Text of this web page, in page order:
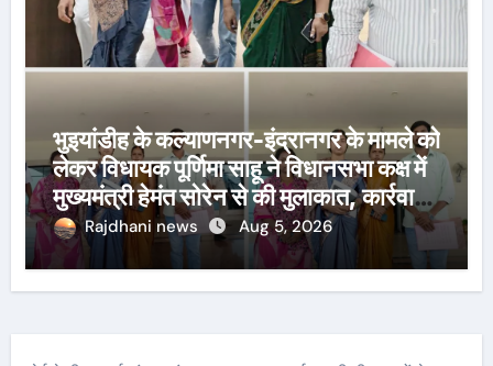
भुइयांडीह के कल्याणनगर-इंद्रानगर के मामले को
लेकर विधायक पूर्णिमा साहू ने विधानसभा कक्ष में
मुख्यमंत्री हेमंत सोरेन से की मुलाकात, कार्रवाई
स्थगित करने व पुनर्वास की रखी मांग, बस्तीवासी
भी रहे मौजूद
Rajdhani news Aug 5, 2026